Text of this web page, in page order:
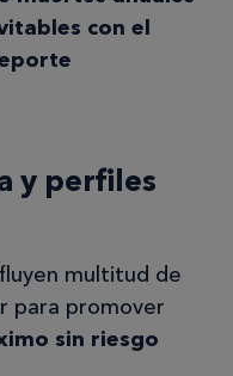
con el
y perfiles
multitud de
para promover
sin riesgo